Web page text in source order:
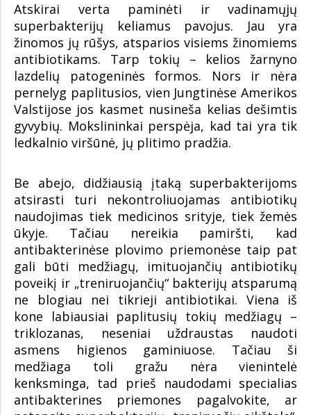
Atskirai verta paminėti ir vadinamųjų
superbakterijų keliamus pavojus. Jau yra
žinomos jų rūšys, atsparios visiems žinomiems
antibiotikams. Tarp tokių – kelios žarnyno
lazdelių patogeninės formos. Nors ir nėra
pernelyg paplitusios, vien Jungtinėse Amerikos
Valstijose jos kasmet nusineša kelias dešimtis
gyvybių. Mokslininkai perspėja, kad tai yra tik
ledkalnio viršūnė, jų plitimo pradžia.
Be abejo, didžiausią įtaką superbakterijoms
atsirasti turi nekontroliuojamas antibiotikų
naudojimas tiek medicinos srityje, tiek žemės
ūkyje. Tačiau nereikia pamiršti, kad
antibakterinėse plovimo priemonėse taip pat
gali būti medžiagų, imituojančių antibiotikų
poveikį ir „treniruojančių“ bakterijų atsparumą
ne blogiau nei tikrieji antibiotikai. Viena iš
kone labiausiai paplitusių tokių medžiagų –
triklozanas, neseniai uždraustas naudoti
asmens higienos gaminiuose. Tačiau ši
medžiaga toli gražu nėra vienintelė
kenksminga, tad prieš naudodami specialias
antibakterines priemones pagalvokite, ar